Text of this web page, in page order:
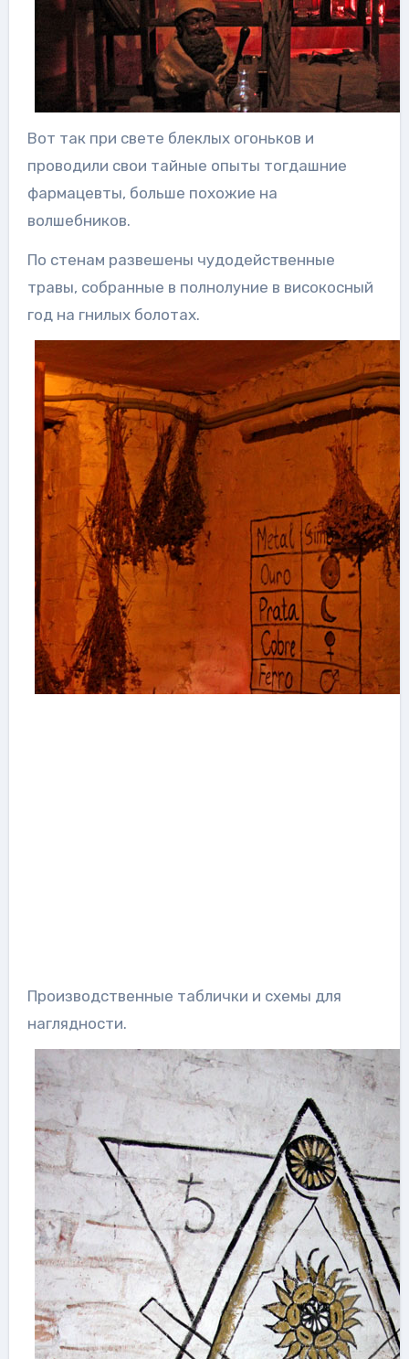
Вот так при свете блеклых огоньков и
проводили свои тайные опыты тогдашние
фармацевты, больше похожие на
волшебников.
По стенам развешены чудодейственные
травы, собранные в полнолуние в високосный
год на гнилых болотах.
Производственные таблички и схемы для
наглядности.